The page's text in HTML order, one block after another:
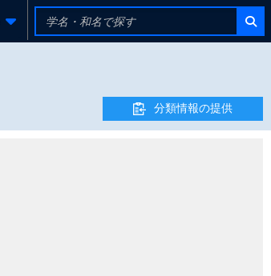
分類情報の提供